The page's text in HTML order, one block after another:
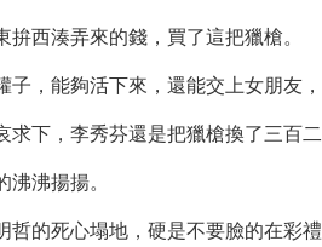
西湊弄來的錢，買了這把獵槍。
子，能夠活下來，還能交上女朋友
下，李秀芬還是把獵槍換了三百二
沸揚揚。
的死心塌地，硬是不要臉的在彩